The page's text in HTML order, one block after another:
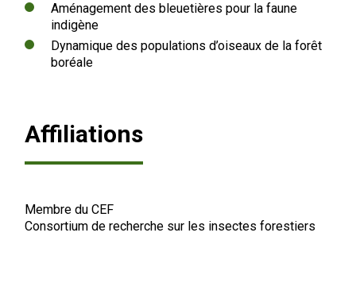
Aménagement des bleuetières pour la faune
indigène
Dynamique des populations d’oiseaux de la forêt
boréale
Affiliations
Membre du CEF
Consortium de recherche sur les insectes forestiers